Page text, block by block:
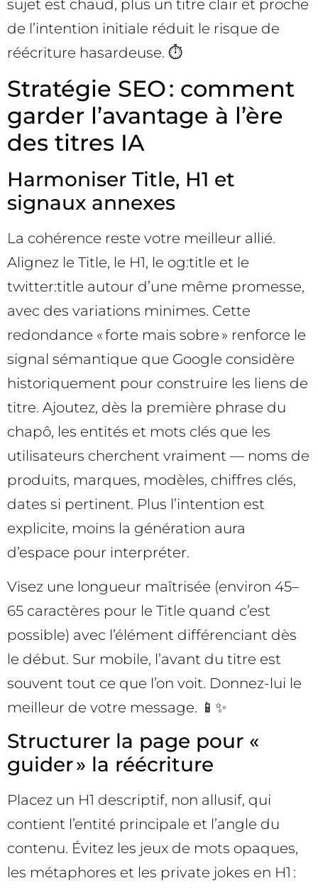
sujet est chaud, plus un titre clair et proche
de l’intention initiale réduit le risque de
réécriture hasardeuse. ⏱️
Stratégie SEO : comment
garder l’avantage à l’ère
des titres IA
Harmoniser Title, H1 et
signaux annexes
La cohérence reste votre meilleur allié.
Alignez le Title, le H1, le og:title et le
twitter:title autour d’une même promesse,
avec des variations minimes. Cette
redondance « forte mais sobre » renforce le
signal sémantique que Google considère
historiquement pour construire les liens de
titre. Ajoutez, dès la première phrase du
chapô, les entités et mots clés que les
utilisateurs cherchent vraiment — noms de
produits, marques, modèles, chiffres clés,
dates si pertinent. Plus l’intention est
explicite, moins la génération aura
d’espace pour interpréter.
Visez une longueur maîtrisée (environ 45–
65 caractères pour le Title quand c’est
possible) avec l’élément différenciant dès
le début. Sur mobile, l’avant du titre est
souvent tout ce que l’on voit. Donnez-lui le
meilleur de votre message. 📱✨
Structurer la page pour «
guider » la réécriture
Placez un H1 descriptif, non allusif, qui
contient l’entité principale et l’angle du
contenu. Évitez les jeux de mots opaques,
les métaphores et les private jokes en H1 :